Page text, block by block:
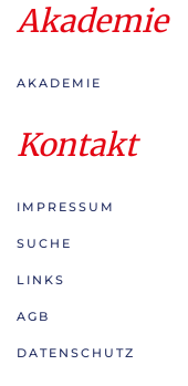
Akademie
AKADEMIE
Kontakt
IMPRESSUM
SUCHE
LINKS
AGB
DATENSCHUTZ